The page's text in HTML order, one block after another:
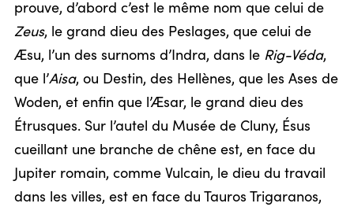
prouve, d’abord c’est le même nom que celui de
Zeus, le grand dieu des Peslages, que celui de
Æsu, l’un des surnoms d’Indra, dans le Rig-Véda,
que l’Aisa, ou Destin, des Hellènes, que les Ases de
Woden, et enfin que l’Æsar, le grand dieu des
Étrusques. Sur l’autel du Musée de Cluny, Ésus
cueillant une branche de chêne est, en face du
Jupiter romain, comme Vulcain, le dieu du travail
dans les villes, est en face du Tauros Trigaranos,